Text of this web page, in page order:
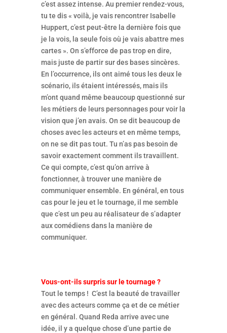
c’est assez intense. Au premier rendez-vous,
tu te dis « voilà, je vais rencontrer Isabelle
Huppert, c’est peut-être la dernière fois que
je la vois, la seule fois où je vais abattre mes
cartes ». On s’efforce de pas trop en dire,
mais juste de partir sur des bases sincères.
En l’occurrence, ils ont aimé tous les deux le
scénario, ils étaient intéressés, mais ils
m’ont quand même beaucoup questionné sur
les métiers de leurs personnages pour voir la
vision que j’en avais. On se dit beaucoup de
choses avec les acteurs et en même temps,
on ne se dit pas tout. Tu n’as pas besoin de
savoir exactement comment ils travaillent.
Ce qui compte, c’est qu’on arrive à
fonctionner, à trouver une manière de
communiquer ensemble. En général, en tous
cas pour le jeu et le tournage, il me semble
que c’est un peu au réalisateur de s’adapter
aux comédiens dans la manière de
communiquer.
Vous-ont-ils surpris sur le tournage ?
Tout le temps ! C’est la beauté de travailler
avec des acteurs comme ça et de ce métier
en général. Quand Reda arrive avec une
idée, il y a quelque chose d’une partie de